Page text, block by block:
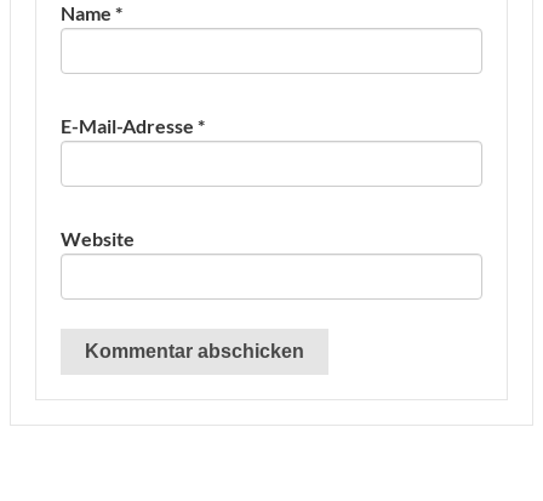
Name *
E-Mail-Adresse *
Website